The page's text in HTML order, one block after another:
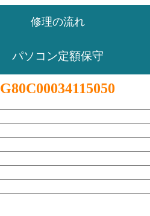
修理の流れ
パソコン定額保守
G80C00034115050